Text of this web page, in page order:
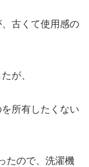
古くて使用感の
が、
所有したくない
たので、洗濯機